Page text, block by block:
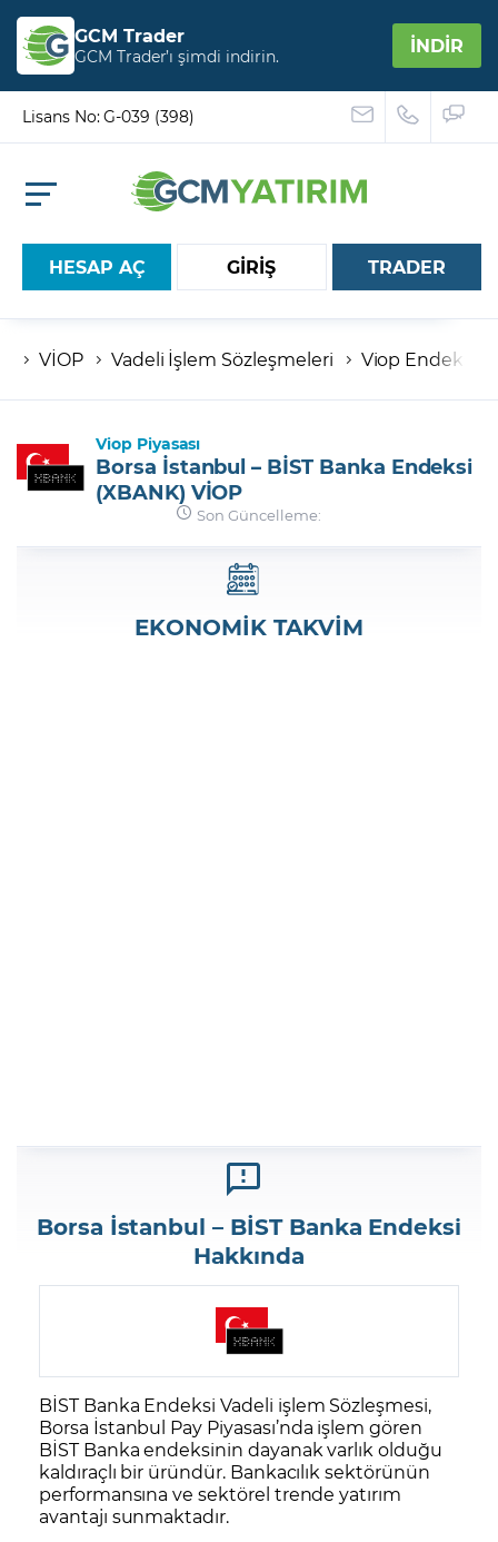
GCM Trader
GCM Trader’ı şimdi indirin. İNDİR
Lisans No: G-039 (398)
HESAP AÇ GİRİŞ
Hesap numaranız
TRADER
VİOP Vadeli İşlem Sözleşmeleri Viop Endeksler
Viop Piyasası
Borsa İstanbul – BİST Banka Endeksi
(XBANK) VİOP
Son Güncelleme:
EKONOMİK TAKVİM
Borsa İstanbul – BİST Banka Endeksi
Hakkında
BİST Banka Endeksi Vadeli işlem Sözleşmesi,
Borsa İstanbul Pay Piyasası’nda işlem gören
BİST Banka endeksinin dayanak varlık olduğu
kaldıraçlı bir üründür. Bankacılık sektörünün
performansına ve sektörel trende yatırım
avantajı sunmaktadır.